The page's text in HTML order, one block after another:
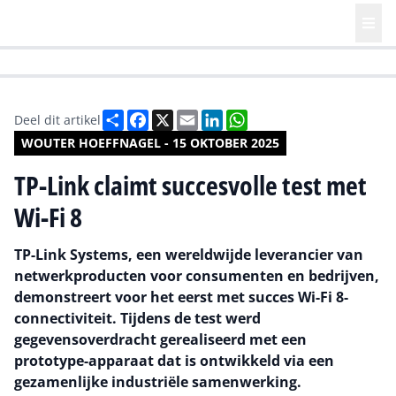
WOUTER HOEFFNAGEL - 15 OKTOBER 2025
Deel dit artikel DeelFacebook
X EmailLinkedIn
TP-Link claimt succesvolle test met
Wi-Fi 8
TP-Link Systems, een wereldwijde leverancier van
netwerkproducten voor consumenten en bedrijven,
demonstreert voor het eerst met succes Wi-Fi 8-
connectiviteit. Tijdens de test werd
gegevensoverdracht gerealiseerd met een
prototype-apparaat dat is ontwikkeld via een
gezamenlijke industriële samenwerking.